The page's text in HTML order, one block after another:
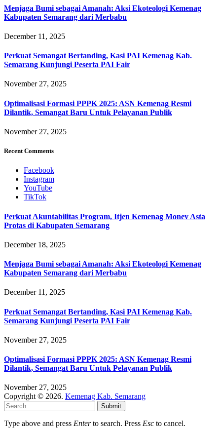
Menjaga Bumi sebagai Amanah: Aksi Ekoteologi Kemenag
Kabupaten Semarang dari Merbabu
December 11, 2025
Perkuat Semangat Bertanding, Kasi PAI Kemenag Kab.
Semarang Kunjungi Peserta PAI Fair
November 27, 2025
Optimalisasi Formasi PPPK 2025: ASN Kemenag Resmi
Dilantik, Semangat Baru Untuk Pelayanan Publik
November 27, 2025
Recent Comments
Facebook
Instagram
YouTube
TikTok
Perkuat Akuntabilitas Program, Itjen Kemenag Monev Asta
Protas di Kabupaten Semarang
December 18, 2025
Menjaga Bumi sebagai Amanah: Aksi Ekoteologi Kemenag
Kabupaten Semarang dari Merbabu
December 11, 2025
Perkuat Semangat Bertanding, Kasi PAI Kemenag Kab.
Semarang Kunjungi Peserta PAI Fair
November 27, 2025
Optimalisasi Formasi PPPK 2025: ASN Kemenag Resmi
Dilantik, Semangat Baru Untuk Pelayanan Publik
November 27, 2025
Copyright © 2026. Kemenag Kab. Semarang
Submit
Type above and press Enterto search. Press Esc to cancel.